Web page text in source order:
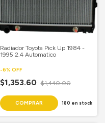
Radiador Toyota Pick Up 1984 -
1995 2.4 Automatico
-6% OFF
$1,353.60 $1,440.00
180 en stock